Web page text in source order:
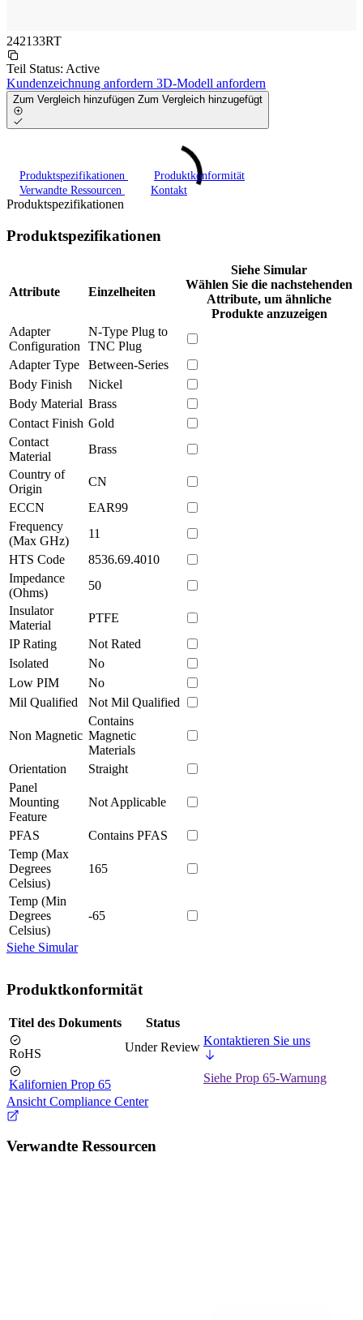
242133RT
Teil Status: Active
Kundenzeichnung anfordern 3D-Modell anfordern
Zum Vergleich hinzufügen Zum Vergleich hinzugefügt
Produktspezifikationen
Produktkonformität
Verwandte Ressourcen
Kontakt
Produktspezifikationen
Produktspezifikationen
Attribute Einzelheiten
Siehe Simular
Wählen Sie die nachstehenden
Attribute, um ähnliche
Produkte anzuzeigen
Adapter
Configuration
N-Type Plug to
TNC Plug
Adapter Type
Between-Series
Body Finish
Nickel
Body Material Brass
Contact Finish Gold
Contact
Material
Brass
Country of
Origin
CN
ECCN
EAR99
Frequency
(Max GHz)
11
HTS Code
8536.69.4010
Impedance
(Ohms)
50
Insulator
Material
PTFE
IP Rating
Not Rated
Isolated
No
Low PIM
No
Mil Qualified
Not Mil Qualified
Non Magnetic
Contains
Magnetic
Materials
Orientation
Straight
Panel
Mounting
Feature
Not Applicable
PFAS
Contains PFAS
Temp (Max
Degrees
Celsius)
165
Temp (Min
Degrees
Celsius)
-65
Siehe Simular
Produktkonformität
Titel des Dokuments Status
RoHS Under Review Kontaktieren Sie uns
Kalifornien Prop 65
Siehe Prop 65-Warnung
Ansicht Compliance Center
Verwandte Ressourcen